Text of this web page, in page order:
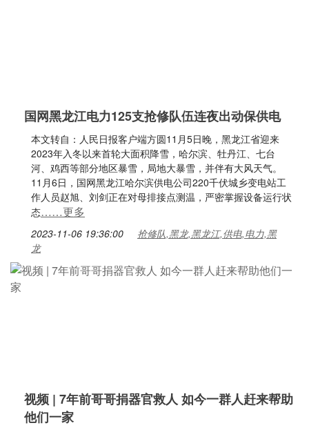
国网黑龙江电力125支抢修队伍连夜出动保供电
本文转自：人民日报客户端方圆11月5日晚，黑龙江省迎来
2023年入冬以来首轮大面积降雪，哈尔滨、牡丹江、七台
河、鸡西等部分地区暴雪，局地大暴雪，并伴有大风天气。
11月6日，国网黑龙江哈尔滨供电公司220千伏城乡变电站工
作人员赵旭、刘剑正在对母排接点测温，严密掌握设备运行状
态……更多
2023-11-06 19:36:00
抢修队,黑龙,黑龙江,供电,电力,黑
龙
视频 | 7年前哥哥捐器官救人 如今一群人赶来帮助
他们一家